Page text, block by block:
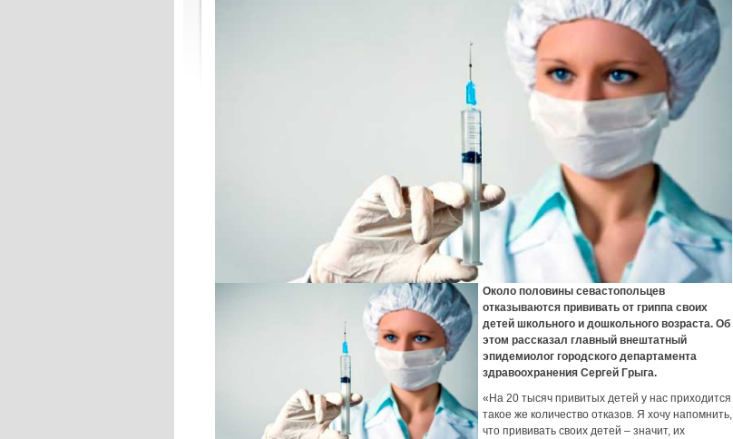
Около половины севастопольцев
отказываются прививать от гриппа своих
детей школьного и дошкольного возраста. Об
этом рассказал главный внештатный
эпидемиолог городского департамента
здравоохранения Сергей Грыга.
«На 20 тысяч привитых детей у нас приходится
такое же количество отказов. Я хочу напомнить,
что прививать своих детей – значит, их